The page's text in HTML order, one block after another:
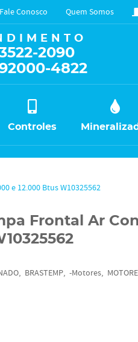
Fale Conosco Quem Somos
2090
4822
Controles
e 12.000 Btus W10325562
Frontal Ar
BRASTEMP -Motores